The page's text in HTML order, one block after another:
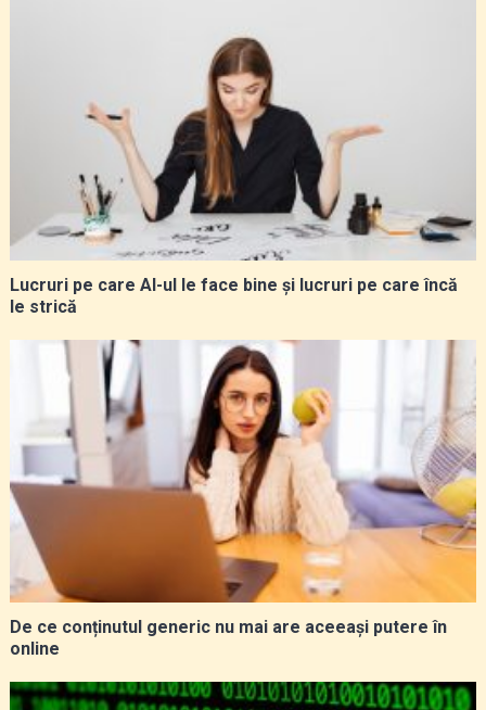
Lucruri pe care AI-ul le face bine și lucruri pe care încă
le strică
De ce conținutul generic nu mai are aceeași putere în
online